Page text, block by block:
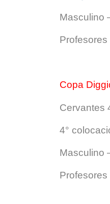
Masculino
Copa
Cervantes
4°
Masculino